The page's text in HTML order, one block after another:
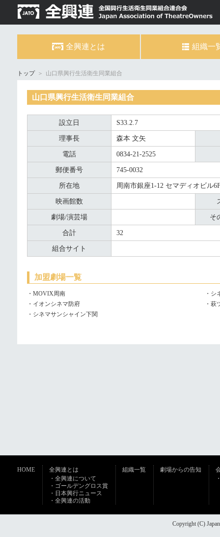
全興連とは 組織一
トップ ＞ 山口県興行生活衛生同業組合
山口県興行生活衛生同業組合
設立日 S33.2.7
理事長 森本 文矢
電話 0834-21-2525
郵便番号 745-0032
所在地 周南市銀座1-12 セマディオビル
映画館数
劇場/演芸場 そ
合計 32
組合サイト
加盟劇場一覧
・MOVIX周南
・イオンシネマ防府
・シネマサンシャイン下関
・シ
・萩
HOME
全興連とは
・全興連について
・ゴールデングロス賞
・日本興行ニュース
・全興連の活動
組織一覧 劇場からの告知
Copyright (C)